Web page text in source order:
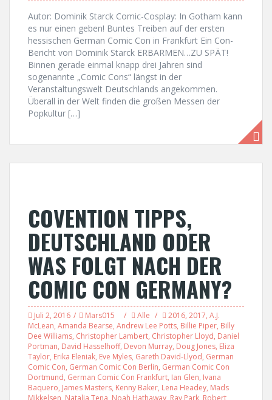
Autor: Dominik Starck Comic-Cosplay: In Gotham kann
es nur einen geben! Buntes Treiben auf der ersten
hessischen German Comic Con in Frankfurt Ein Con-
Bericht von Dominik Starck ERBARMEN…ZU SPÄT!
Binnen gerade einmal knapp drei Jahren sind
sogenannte „Comic Cons“ längst in der
Veranstaltungswelt Deutschlands angekommen.
Überall in der Welt finden die großen Messen der
Popkultur […]
COVENTION TIPPS,
DEUTSCHLAND ODER
WAS FOLGT NACH DER
COMIC CON GERMANY?
Juli 2, 2016 Mars015 Alle 2016, 2017, A.J.
McLean, Amanda Bearse, Andrew Lee Potts, Billie Piper, Billy
Dee Williams, Christopher Lambert, Christopher Lloyd, Daniel
Portman, David Hasselhoff, Devon Murray, Doug Jones, Eliza
Taylor, Erika Eleniak, Eve Myles, Gareth David-Llyod, German
Comic Con, German Comic Con Berlin, German Comic Con
Dortmund, German Comic Con Frankfurt, Ian Glen, Ivana
Baquero, James Masters, Kenny Baker, Lena Headey, Mads
Mikkelsen Natalia Tena Noah Hathaway Ray Park Robert